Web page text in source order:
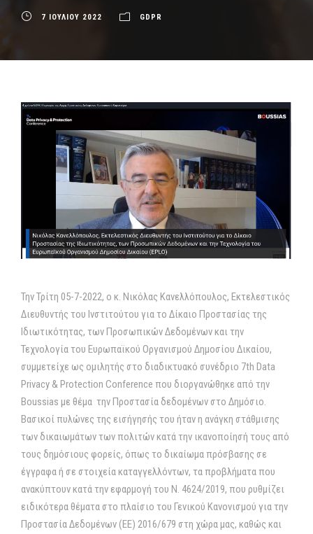
7 ΙΟΥΛΙΟΥ 2022 GDPR
Την Τρίτη 05-7-2022, o κ. Νικόλας Κανελλόπουλος, Εκτελεστικός
Διευθυντής του Ινστιτούτου για το Δίκαιο Προστασίας της
Ιδιωτικότητας, των Προσωπικών Δεδομένων και την
Τεχνολογία του Ευρωπαϊκού Οργανισμού Δημοσίου Δικαίου,
συμμετείχε ως ομιλητής στο διαδικτυακό συνέδριο 7th Data
Privacy & Protection Conference που διοργανώθηκε από την
Boussias με θέμα την Προστασία δεδομένων στο Δημόσιο.
Βασικοί πυλώνες της εισήγησής του ήταν η ανάγκη στάθμισης
των δικαιωμάτων των πολιτών κατά την ικανοποίησή τους από
τους δημόσιους φορείς, όπως το δικαίωμα πρόσβασης σε
έγγραφα ή σε στοιχεία καταγγελλόντων, τα προβλήματα που
ανακύπτουν κατά την εφαρμογή του Ν. 4624/2019, που ρυθμίζει
ειδικότερα θέματα στο πλαίσιο του Γενικού Κανονισμού για την
Προστασία Δεδομένων (ΕΕ) 2016/679 στη χώρα μας, καθώς και